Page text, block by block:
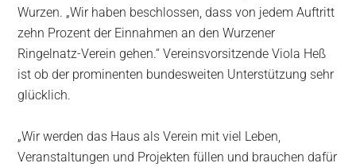
Wurzen. „Wir haben beschlossen, dass von jedem Auftritt
zehn Prozent der Einnahmen an den Wurzener
Ringelnatz-Verein gehen.“ Vereinsvorsitzende Viola Heß
ist ob der prominenten bundesweiten Unterstützung sehr
glücklich.
„Wir werden das Haus als Verein mit viel Leben,
Veranstaltungen und Projekten füllen und brauchen dafür